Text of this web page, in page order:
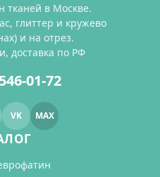
тканей в Москве.
глиттер и кружево
и на отрез.
доставка по РФ
01-72
VK MAX